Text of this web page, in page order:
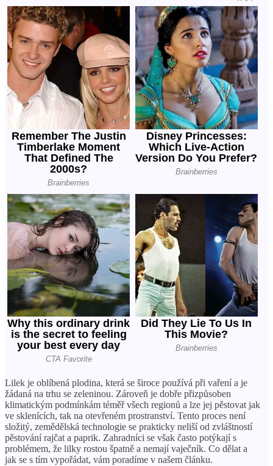
Lilek je oblíbená plodina, která se široce používá při vaření a je
žádaná na trhu se zeleninou. Zároveň je dobře přizpůsoben
klimatickým podmínkám téměř všech regionů a lze jej pěstovat jak
ve sklenících, tak na otevřeném prostranství. Tento proces není
složitý, zemědělská technologie se prakticky neliší od zvláštností
pěstování rajčat a paprik. Zahradníci se však často potýkají s
problémem, že lilky rostou špatně a nemají vaječník. Co dělat a
jak se s tím vypořádat, vám poradíme v našem článku.